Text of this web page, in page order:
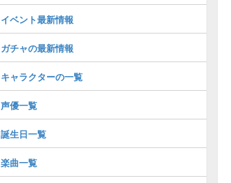
イベント最新情報
ガチャの最新情報
キャラクターの一覧
声優一覧
誕生日一覧
楽曲一覧